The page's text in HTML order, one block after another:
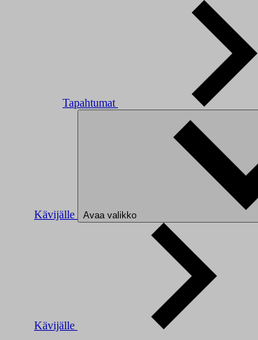
Tapahtumat
Kävijälle Avaa valikko
Kävijälle